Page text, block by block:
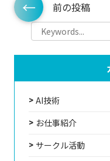
前の投稿
AI技術
お仕事紹介
サークル活動